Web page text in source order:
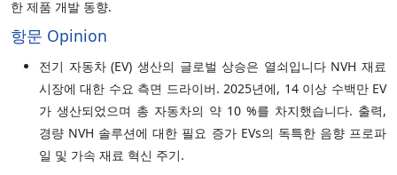
한 제품 개발 동향.
항문 Opinion
전기 자동차 (EV) 생산의 글로벌 상승은 열쇠입니다 NVH 재료
시장에 대한 수요 측면 드라이버. 2025년에, 14 이상 수백만 EV
가 생산되었으며 총 자동차의 약 10 %를 차지했습니다. 출력,
경량 NVH 솔루션에 대한 필요 증가 EVs의 독특한 음향 프로파
일 및 가속 재료 혁신 주기.